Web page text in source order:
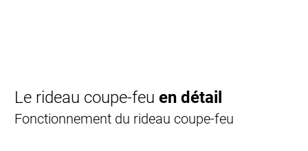
Le rideau coupe-feuen détail
Fonctionnement du rideau coupe-feu